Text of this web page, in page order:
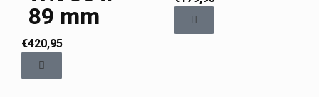
89 mm
€420,95